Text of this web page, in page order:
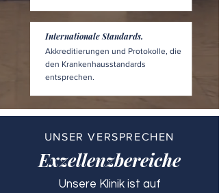
Internationale Standards.
Akkreditierungen und Protokolle, die
den Krankenhausstandards
entsprechen.
UNSER VERSPRECHEN
Exzellenzbereiche
Unsere Klinik ist auf